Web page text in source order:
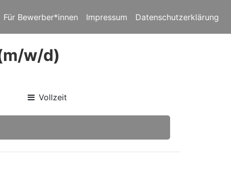
Für Bewerber*innen Impressum Datenschutzerklärung
w/d)
Vollzeit